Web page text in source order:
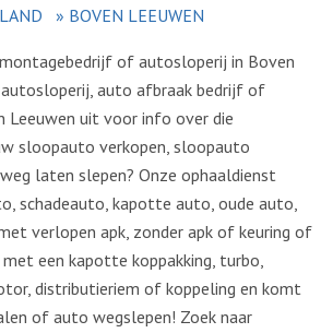
» BOVEN LEEUWEN
of autosloperij in Boven
autosloperij, auto afbraak bedrijf of
Leeuwen uit voor info over die
sloopauto verkopen, sloopauto
laten slepen? Onze ophaaldienst
schadeauto, kapotte auto, oude auto,
verlopen apk, zonder apk of keuring of
een kapotte koppakking, turbo,
distributieriem of koppeling en komt
of auto wegslepen! Zoek naar